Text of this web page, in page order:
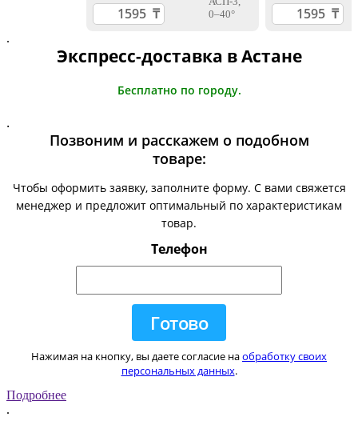
.
Экспресс-доставка в Астане
Бесплатно по городу.
.
Позвоним и расскажем о подобном
товаре:
Чтобы оформить заявку, заполните форму. С вами свяжется
менеджер и предложит оптимальный по характеристикам
товар.
Телефон
Нажимая на кнопку, вы даете согласие наобработку своих
персональных данных.
Подробнее
.